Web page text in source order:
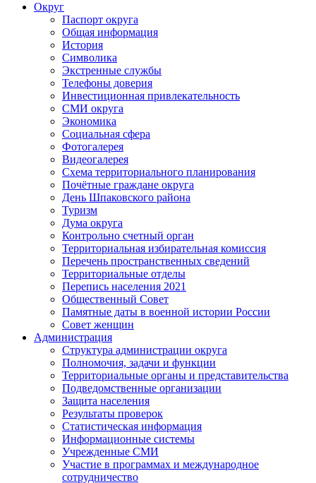
Округ
Паспорт округа
Общая информация
История
Символика
Экстренные службы
Телефоны доверия
Инвестиционная привлекательность
СМИ округа
Экономика
Социальная сфера
Фотогалерея
Видеогалерея
Схема территориального планирования
Почётные граждане округа
День Шпаковского района
Туризм
Дума округа
Контрольно счетный орган
Территориальная избирательная комиссия
Перечень пространственных сведений
Территориальные отделы
Перепись населения 2021
Общественный Совет
Памятные даты в военной истории России
Совет женщин
Администрация
Структура администрации округа
Полномочия, задачи и функции
Территориальные органы и представительства
Подведомственные организации
Защита населения
Результаты проверок
Статистическая информация
Информационные системы
Учрежденные СМИ
Участие в программах и международное
сотрудничество